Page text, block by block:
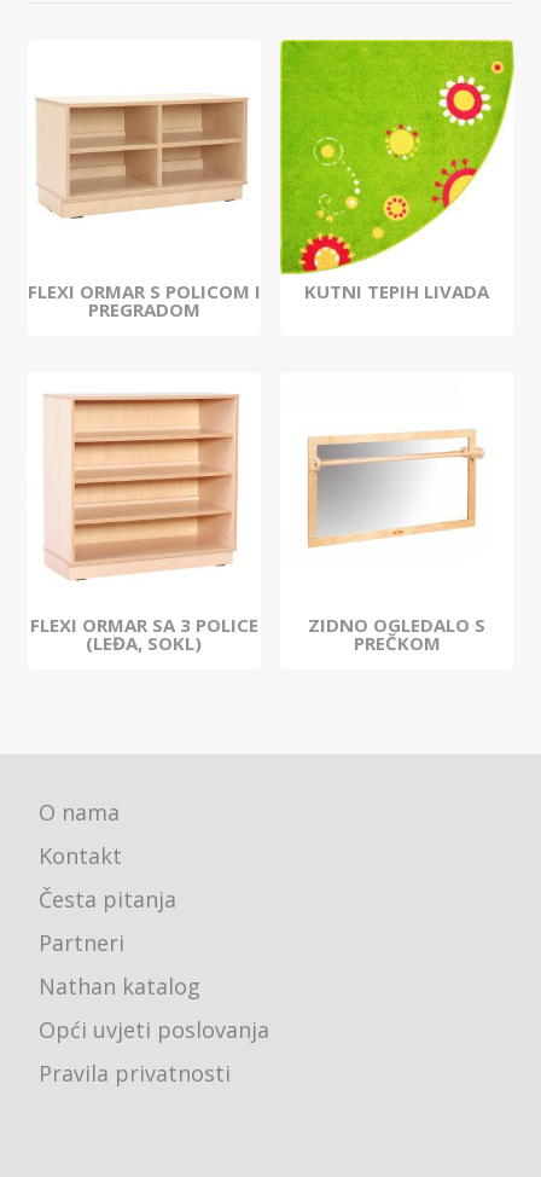
FLEXI ORMAR S POLICOM I
PREGRADOM
KUTNI TEPIH LIVADA
FLEXI ORMAR SA 3 POLICE
(LEĐA, SOKL)
ZIDNO OGLEDALO S
PREČKOM
O nama
Kontakt
Česta pitanja
Partneri
Nathan katalog
Opći uvjeti poslovanja
Pravila privatnosti